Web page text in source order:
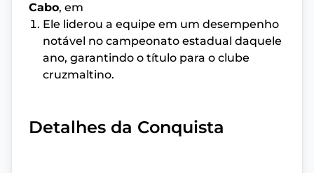
Cabo, em
Ele liderou a equipe em um desempenho
notável no campeonato estadual daquele
ano, garantindo o título para o clube
cruzmaltino.
Detalhes da Conquista